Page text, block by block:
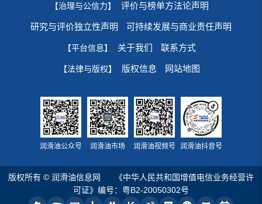
【治理与公信力】 评价与榜单方法论声明
研究与评价独立性声明 可持续发展与商业责任声明
【平台信息】 关于我们 联系方式
【法律与版权】 版权信息 网站地图
润滑油公众号 润滑油市场 润滑油视频号 润滑油抖音号
版权所有 © 润滑油信息网
《中华人民共和国增值电信业务经营许
可证》编号：粤B2-20050302号